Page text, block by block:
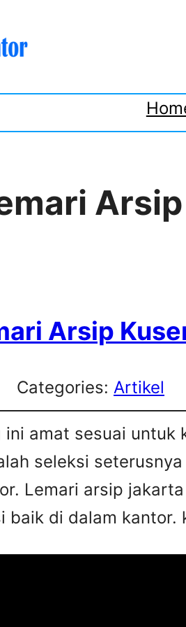
Arsip
Categories: Artikel
ini amat sesuai
seleksi
Lemari arsip
baik di dalam